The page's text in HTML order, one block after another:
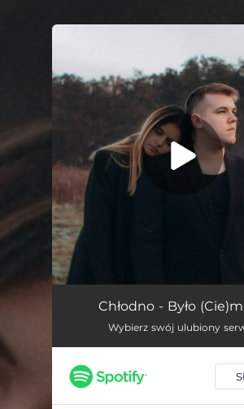
You're all set!
Było (Cie)mniej
Chłodno - Było
Wybierz swój ulubiony